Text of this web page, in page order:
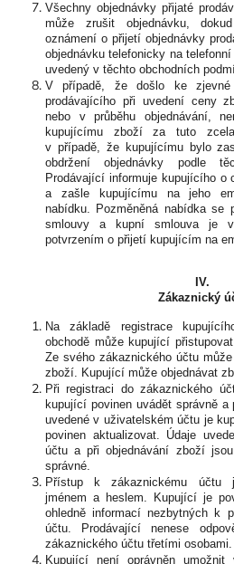
Všechny objednávky přijaté
může zrušit objednávku,
oznámení o přijetí objednávky
objednávku telefonicky na
uvedený v těchto obchodních
V případě, že došlo ke
prodávajícího při uvedení ceny
nebo v průběhu objednávání,
kupujícímu zboží za tuto
v případě, že kupujícímu bylo
obdržení objednávky podle
Prodávající informuje kupujícího o
a zašle kupujícímu na jeho
nabídku. Pozměněná nabídka se
smlouvy a kupní smlouva je v
potvrzením o přijetí kupujícím na
IV.
Zákaznický
Na základě registrace
obchodě může kupující
Ze svého zákaznického účtu
zboží. Kupující může objednávat
Při registraci do zákaznického
kupující povinen uvádět správně
uvedené v uživatelském účtu je
povinen aktualizovat. Údaje
účtu a při objednávání zboží
správné.
Přístup k zákaznickému účtu
jménem a heslem. Kupující je
ohledně informací nezbytných k
účtu. Prodávající nenese
zákaznického účtu třetími osobami.
Kupující není oprávněn umožnit